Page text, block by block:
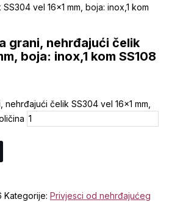
vel 16×1 mm, boja: inox,1 kom
grani, nehrđajući čelik
boja: inox,1 kom SS108
čelik SS304 vel 16x1 mm,
Kategorije: Privjesci od nehrđajućeg